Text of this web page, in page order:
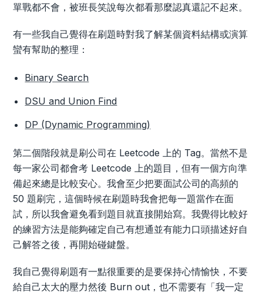
單戰都不會，被班長笑說每次都看那麼認真還記不起來。
有一些我自己覺得在刷題時對我了解某個資料結構或演算
蠻有幫助的整理：
Binary Search
DSU and Union Find
DP (Dynamic Programming)
第二個階段就是刷公司在 Leetcode 上的 Tag。當然不是
每一家公司都會考 Leetcode 上的題目，但有一個方向準
備起來總是比較安心。我會至少把要面試公司的高頻的
50 題刷完，這個時候在刷題時我會把每一題當作在面
試，所以我會避免看到題目就直接開始寫。我覺得比較好
的練習方法是能夠確定自己有想通並有能力口頭描述好自
己解答之後，再開始碰鍵盤。
我自己覺得刷題有一點很重要的是要保持心情愉快，不要
給自己太大的壓力然後 Burn out，也不需要有「我一定